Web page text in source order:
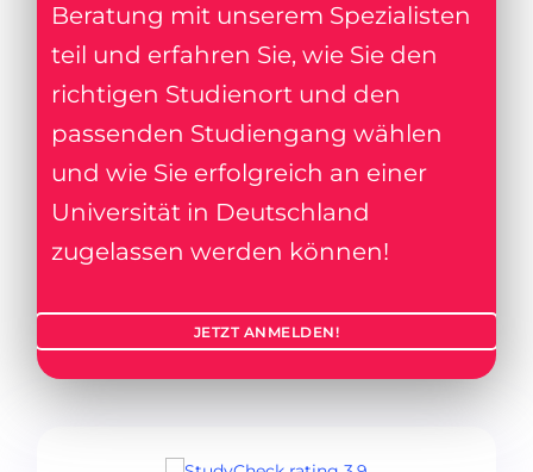
Beratung mit unserem Spezialisten
teil und erfahren Sie, wie Sie den
richtigen Studienort und den
passenden Studiengang wählen
und wie Sie erfolgreich an einer
Universität in Deutschland
zugelassen werden können!
JETZT ANMELDEN!